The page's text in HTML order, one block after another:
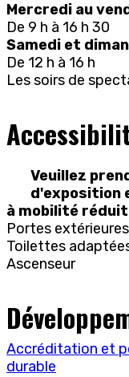
Mercredi au
De 9 h à 16 h 30
Samedi et
De 12 h à 16 h
Les soirs de
Veuillez
d'exposition
à mobilité
Portes
Toilettes
Ascenseur
Accréditation et
durable